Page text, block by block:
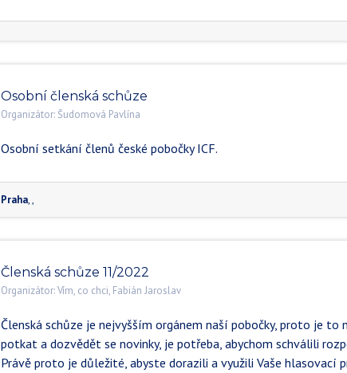
Osobní členská schůze
Organizátor: Šudomová Pavlína
Osobní setkání členů české pobočky ICF.
Praha, ,
Členská schůze 11/2022
Organizátor:Vím, co chci, Fabián Jaroslav
Členská schůze je nejvyšším orgánem naší pobočky, proto je
potkat a dozvědět se novinky, je potřeba, abychom schválili
Právě proto je důležité, abyste dorazili a využili Vaše hlasovací